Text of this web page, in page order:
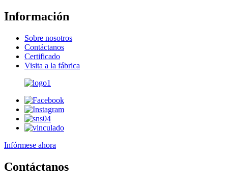
Información
Sobre nosotros
Contáctanos
Certificado
Visita a la fábrica
Infórmese ahora
Contáctanos